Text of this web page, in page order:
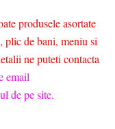
produsele asortate
plic de bani, meniu si
ne puteti contacta
email
de pe site.